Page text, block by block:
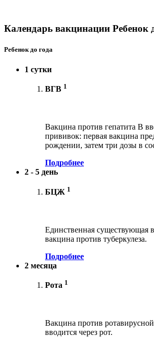
Календарь вакцинации Ребенок
Ребенок до года
1 сутки
ВГВ 1
Вакцина против гепатита В
прививок: первая вакцина
рождении, затем три дозы в
Подробнее
2 - 5 день
БЦЖ 1
Единственная существующая
вакцина против туберкулеза.
Подробнее
2 месяца
Рота 1
Вакцина против
вводится через рот.